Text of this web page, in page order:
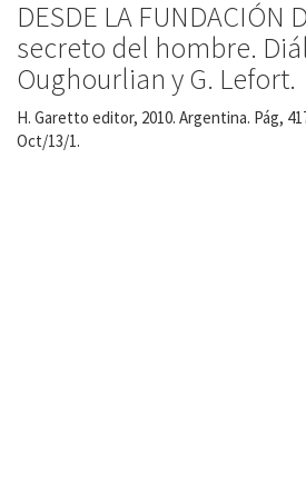
DESDE LA FUNDACIÓN
secreto del hombre.
Oughourlian y G. Lefort.
H. Garetto editor, 2010. Argentina. Pág,
Oct/13/1.